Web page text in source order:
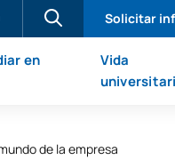
Solicitar
en
Vida
de la empresa